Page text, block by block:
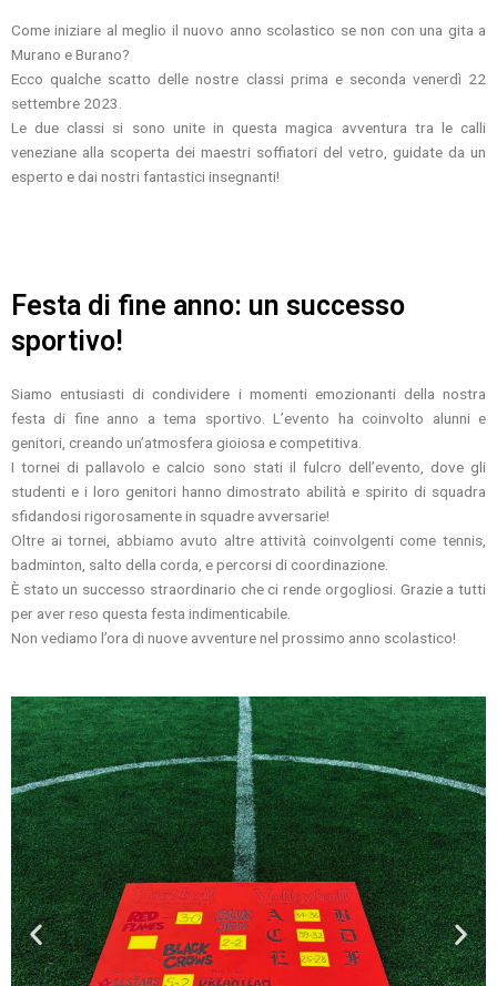
Come iniziare al meglio il nuovo anno scolastico se non con una gita a
Murano e Burano?
Ecco qualche scatto delle nostre classi prima e seconda venerdì 22
settembre 2023.
Le due classi si sono unite in questa magica avventura tra le calli
veneziane alla scoperta dei maestri soffiatori del vetro, guidate da un
esperto e dai nostri fantastici insegnanti!
Festa di fine anno: un successo
sportivo!
Siamo entusiasti di condividere i momenti emozionanti della nostra
festa di fine anno a tema sportivo. L’evento ha coinvolto alunni e
genitori, creando un’atmosfera gioiosa e competitiva.
I tornei di pallavolo e calcio sono stati il fulcro dell’evento, dove gli
studenti e i loro genitori hanno dimostrato abilità e spirito di squadra
sfidandosi rigorosamente in squadre avversarie!
Oltre ai tornei, abbiamo avuto altre attività coinvolgenti come tennis,
badminton, salto della corda, e percorsi di coordinazione.
È stato un successo straordinario che ci rende orgogliosi. Grazie a tutti
per aver reso questa festa indimenticabile.
Non vediamo l’ora di nuove avventure nel prossimo anno scolastico!